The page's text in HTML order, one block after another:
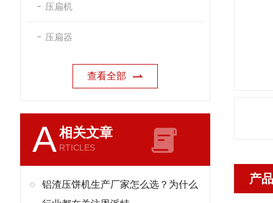
压扁机
压扁器
查看全部
A相关文章
RTICLES
铝渣压饼机生产厂家怎么选？为什么
产